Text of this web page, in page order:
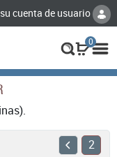
cuenta de usuario
0
2